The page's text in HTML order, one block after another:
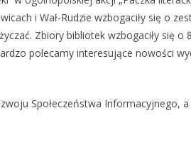
i Wał-Rudzie wzbogaciły się o
Zbiory bibliotek wzbogaciły się o
polecamy interesujące nowości
Społeczeństwa Informacyjnego,